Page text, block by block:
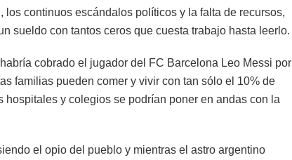
continuos escándalos políticos y la falta de recursos,
sueldo con tantos ceros que cuesta trabajo hasta leerlo.
cobrado el jugador del FC Barcelona Leo Messi por
familias pueden comer y vivir con tan sólo el 10% de
y colegios se podrían poner en andas con la
el opio del pueblo y mientras el astro argentino